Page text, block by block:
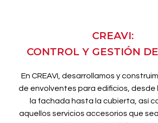
CREAVI:
CONTROL Y GESTIÓN
En CREAVI, desarrollamos y
de envolventes para edificios, desde
la fachada hasta la cubierta, así
aquellos servicios accesorios que